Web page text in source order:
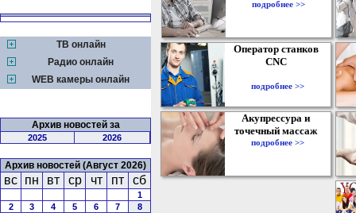
ТВ онлайн
Радио онлайн
WEB камеры онлайн
Архив новостей за
2025 2026
Архив новостей (Август 2026)
вс пн вт ср чт пт сб
1
2
3 4 5 6 7 8
подробнее >>
Оператор станков
CNC
подробнее >>
Акупрессура и
точечный массаж
подробнее >>